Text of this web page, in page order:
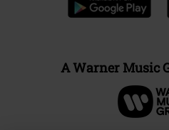
A Warner Music